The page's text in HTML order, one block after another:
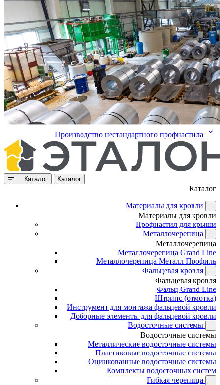
Производство нестандартного профнастила
Каталог Каталог
Каталог
Материалы для кровли
Материалы для кровли
Профнастил для крыши
Металлочерепица
Металлочерепица
Металлочерепица Grand Line
Металлочерепица Металл Профиль
Фальцевая кровля
Фальцевая кровля
Фальц Grand Line
Штрипс (отмотка)
Инструмент для монтажа фальцевой кровли
Доборные элементы для фальцевой кровли
Водосточные системы
Водосточные системы
Металлические водосточные системы
Пластиковые водосточные системы
Оцинкованные водосточные системы
Комплекты водосточных систем
Гибкая черепица